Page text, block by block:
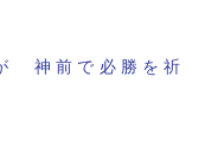
神前で必勝を祈